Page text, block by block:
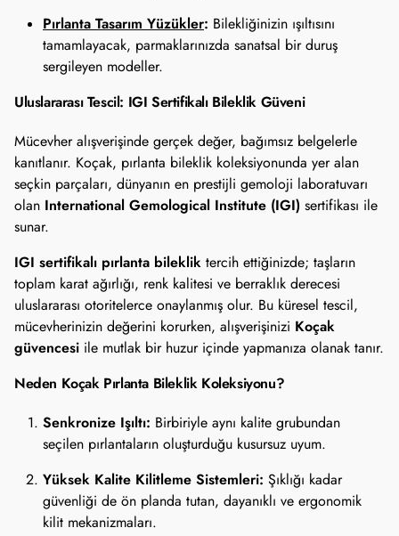
Pırlanta Tasarım Yüzükler: Bilekliğinizin ışıltısını
tamamlayacak, parmaklarınızda sanatsal bir duruş
sergileyen modeller.
Uluslararası Tescil: IGI Sertifikalı Bileklik Güveni
Mücevher alışverişinde gerçek değer, bağımsız belgelerle
kanıtlanır. Koçak, pırlanta bileklik koleksiyonunda yer alan
seçkin parçaları, dünyanın en prestijli gemoloji laboratuvarı
olan International Gemological Institute (IGI) sertifikası ile
sunar.
IGI sertifikalı pırlanta bileklik tercih ettiğinizde; taşların
toplam karat ağırlığı, renk kalitesi ve berraklık derecesi
uluslararası otoritelerce onaylanmış olur. Bu küresel tescil,
mücevherinizin değerini korurken, alışverişinizi Koçak
güvencesi ile mutlak bir huzur içinde yapmanıza olanak tanır.
Neden Koçak Pırlanta Bileklik Koleksiyonu?
Senkronize Işıltı: Birbiriyle aynı kalite grubundan
seçilen pırlantaların oluşturduğu kusursuz uyum.
Yüksek Kalite Kilitleme Sistemleri: Şıklığı kadar
güvenliği de ön planda tutan, dayanıklı ve ergonomik
kilit mekanizmaları.